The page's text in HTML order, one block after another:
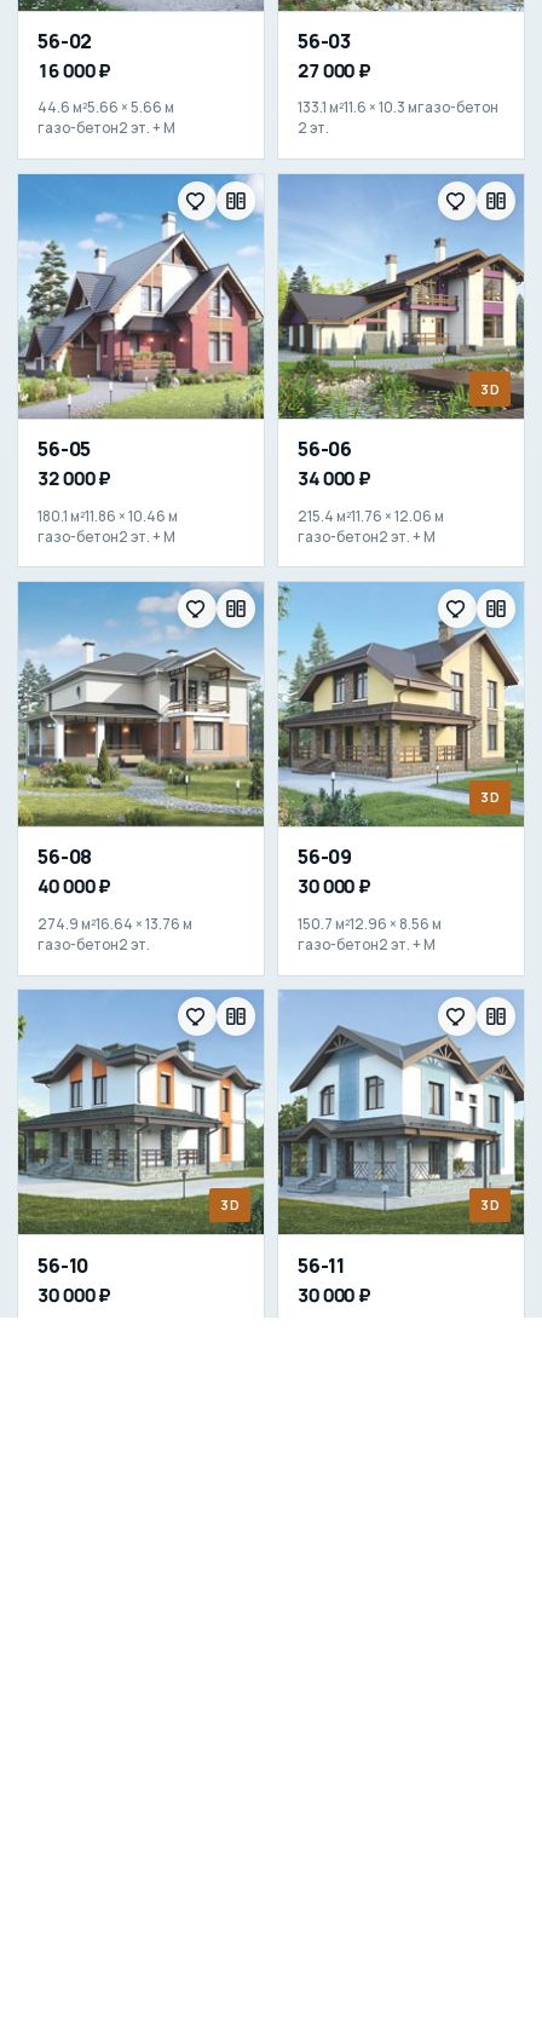
56-02
16 000 ₽
44.6 м²5.66 × 5.66 м
газо-бетон2 эт. + М
56-03
27 000 ₽
133.1 м²11.6 × 10.3 мгазо-бетон
2 эт.
56-05
32 000 ₽
180.1 м²11.86 × 10.46 м
газо-бетон2 эт. + М
3D
56-06
34 000 ₽
215.4 м²11.76 × 12.06 м
газо-бетон2 эт. + М
56-08
40 000 ₽
274.9 м²16.64 × 13.76 м
газо-бетон2 эт.
3D
56-09
30 000 ₽
150.7 м²12.96 × 8.56 м
газо-бетон2 эт. + М
3D
56-10
30 000 ₽
3D
56-11
30 000 ₽